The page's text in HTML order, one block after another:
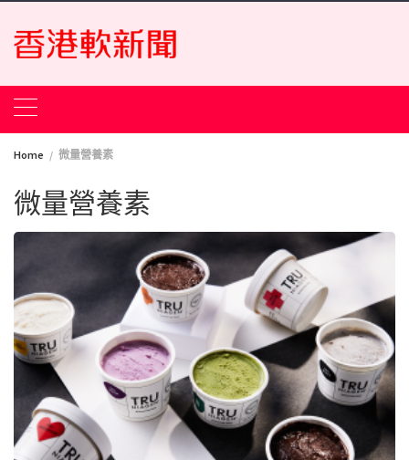
Skip
content
Home 微量營養素
微量營養素